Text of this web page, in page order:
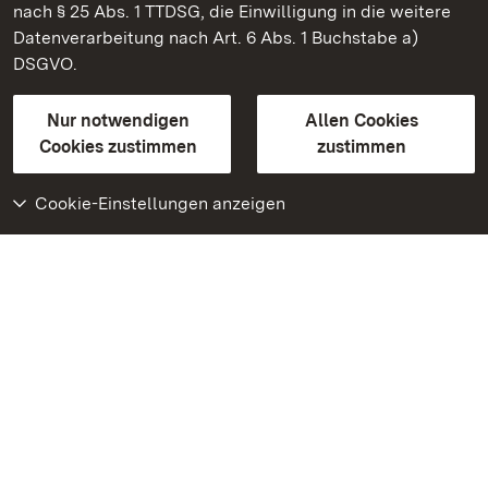
nach § 25 Abs. 1 TTDSG, die Einwilligung in die weitere
Datenverarbeitung nach Art. 6 Abs. 1 Buchstabe a)
DSGVO.
Nur notwendigen
Cookies zustimmen
Allen Cookies
zustimmen
Cookie-Einstellungen anzeigen
Staatliche Schlösser und Gärten Baden-Württemberg
Kontakt
GebärdenspracheLeichte Sprache
Erklärung zur Barrierefreiheit
BITV-konform (geprüfte Seiten)
Weiteres